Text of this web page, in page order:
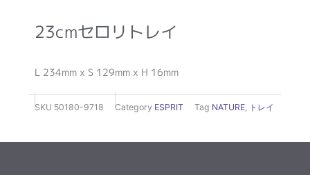
23cmセロリトレイ
L 234mm x S 129mm x H 16mm
SKU 50180-9718 Category ESPRIT Tag NATURE トレイ